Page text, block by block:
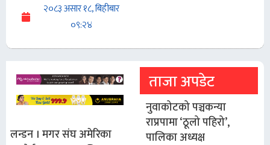
२०८३ असार १८, बिहीबार
०९:२४
लन्डन । मगर संघ अमेरिका
ताजा अपडेट
नुवाकोटको पञ्चकन्या
राप्रपामा ‘ठूलो पहिरो’,
पालिका अध्यक्ष